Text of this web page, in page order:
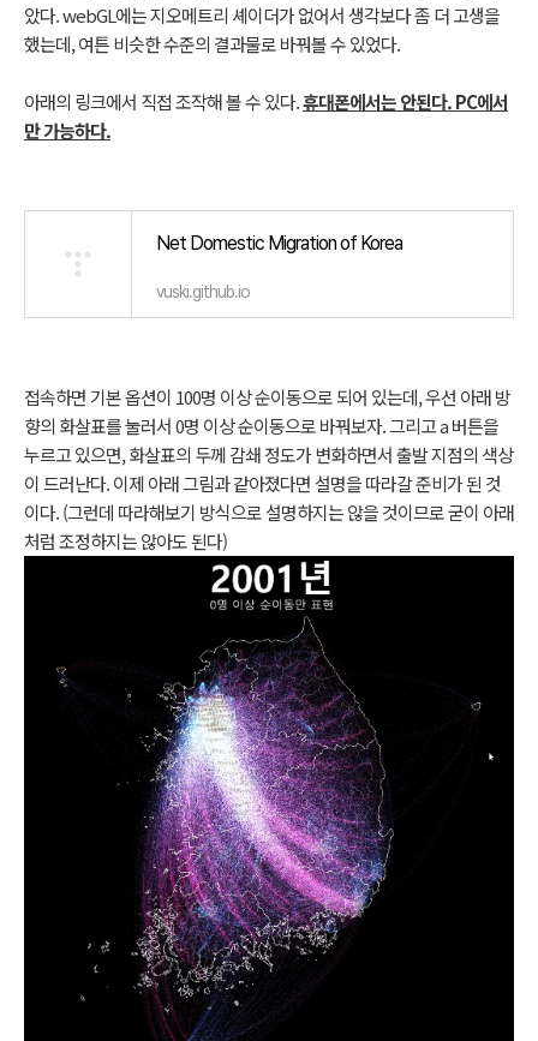
았다. webGL에는 지오메트리 셰이더가 없어서 생각보다 좀 더 고생을
했는데, 여튼 비슷한 수준의 결과물로 바꿔볼 수 있었다.
아래의 링크에서 직접 조작해 볼 수 있다.휴대폰에서는 안된다. PC에서
만 가능하다.
Net Domestic Migration of Korea
vuski.github.io
접속하면 기본 옵션이 100명 이상 순이동으로 되어 있는데, 우선 아래 방
향의 화살표를 눌러서 0명 이상 순이동으로 바꿔보자. 그리고 a 버튼을
누르고 있으면, 화살표의 두께 감쇄 정도가 변화하면서 출발 지점의 색상
이 드러난다. 이제 아래 그림과 같아졌다면 설명을 따라갈 준비가 된 것
이다. (그런데 따라해보기 방식으로 설명하지는 않을 것이므로 굳이 아래
처럼 조정하지는 않아도 된다)